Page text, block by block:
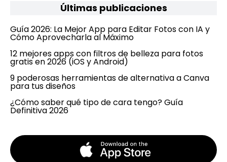
Últimas publicaciones
Guía 2026: La Mejor App para Editar Fotos con IA y
Cómo Aprovecharla al Máximo
12 mejores apps con filtros de belleza para fotos
gratis en 2026 (iOS y Android)
9 poderosas herramientas de alternativa a Canva
para tus diseños
¿Cómo saber qué tipo de cara tengo? Guía
Definitiva 2026